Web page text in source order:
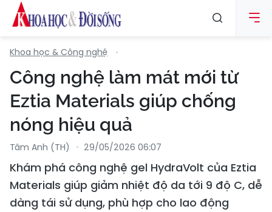
Khoa học & Công nghệ
Công nghệ làm mát mới từ
Eztia Materials giúp chống
nóng hiệu quả
Tâm Anh (TH) 29/05/2026 06:07
Khám phá công nghệ gel HydraVolt của Eztia
Materials giúp giảm nhiệt độ da tới 9 độ C, dễ
dàng tái sử dụng, phù hợp cho lao động